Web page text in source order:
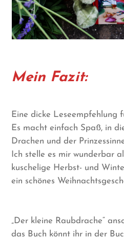
Mein Fazit:
Eine dicke Leseempfehlung
Es macht einfach Spaß, in
Drachen und der
Ich stelle es mir wunderbar
kuschelige Herbst- und
ein schönes
„Der kleine Raubdrache“
das Buch könnt ihr in der